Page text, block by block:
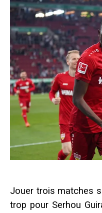
Jouer trois matches
trop pour Serhou